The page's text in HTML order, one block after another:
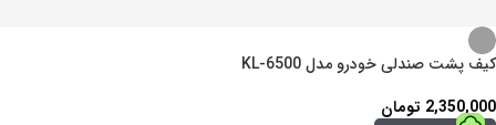
کیف پشت صندلی خودرو مدل KL-6500
2,350,000 تومان